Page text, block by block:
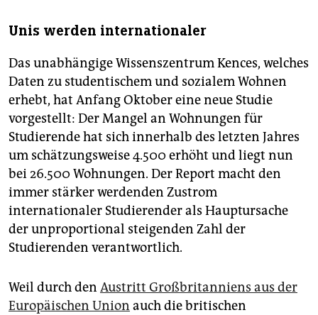
Unis werden internationaler
Das unabhängige Wissenszentrum Kences, welches
Daten zu studentischem und sozialem Wohnen
erhebt, hat Anfang Oktober eine neue Studie
vorgestellt: Der Mangel an Wohnungen für
Studierende hat sich innerhalb des letzten Jahres
um schätzungsweise 4.500 erhöht und liegt nun
bei 26.500 Wohnungen. Der Report macht den
immer stärker werdenden Zustrom
internationaler Studierender als Hauptursache
der unproportional steigenden Zahl der
Studierenden verantwortlich.
Weil durch den Austritt Großbritanniens aus der
Europäischen Union auch die britischen